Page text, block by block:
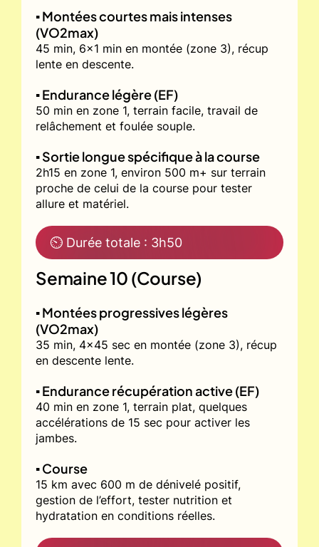
▪️ Montées courtes mais intenses
(VO2max)
45 min, 6x1 min en montée (zone 3), récup
lente en descente.
▪️ Endurance légère (EF)
50 min en zone 1, terrain facile, travail de
relâchement et foulée souple.
▪️ Sortie longue spécifique à la course
2h15 en zone 1, environ 500 m+ sur terrain
proche de celui de la course pour tester
allure et matériel.
⏲ Durée totale : 3h50
Semaine 10 (Course)
▪️ Montées progressives légères
(VO2max)
35 min, 4x45 sec en montée (zone 3), récup
en descente lente.
▪️ Endurance récupération active (EF)
40 min en zone 1, terrain plat, quelques
accélérations de 15 sec pour activer les
jambes.
▪️ Course
15 km avec 600 m de dénivelé positif,
gestion de l’effort, tester nutrition et
hydratation en conditions réelles.